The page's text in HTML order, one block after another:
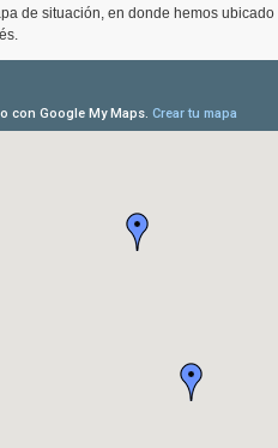
de situación, en donde hemos